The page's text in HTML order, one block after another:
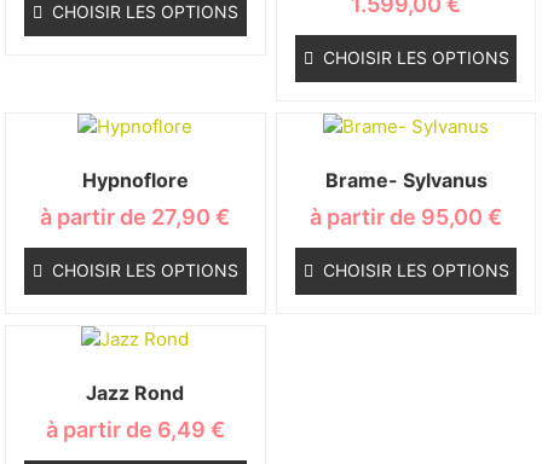
CHOISIR LES OPTIONS
CHOISIR LES OPTIONS
Hypnoflore
à partir de 27,90€
CHOISIR LES OPTIONS
Brame- Sylvanus
à partir de 95,00€
CHOISIR LES OPTIONS
Jazz Rond
à partir de 6,49 €